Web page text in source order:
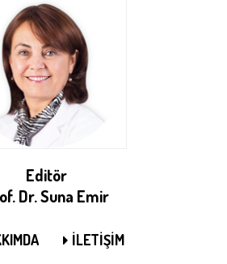
Editör
Dr. Suna Emir
İLETİŞİM